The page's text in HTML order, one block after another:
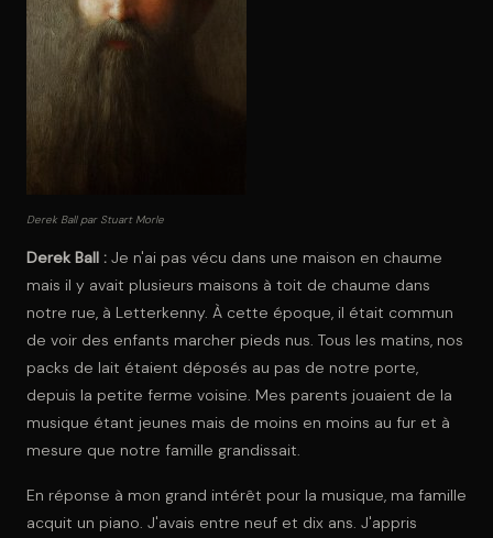
Derek Ball par Stuart Morle
Derek Ball : Je n'ai pas vécu dans une maison en chaume
mais il y avait plusieurs maisons à toit de chaume dans
notre rue, à Letterkenny. À cette époque, il était commun
de voir des enfants marcher pieds nus. Tous les matins, nos
packs de lait étaient déposés au pas de notre porte,
depuis la petite ferme voisine. Mes parents jouaient de la
musique étant jeunes mais de moins en moins au fur et à
mesure que notre famille grandissait.
En réponse à mon grand intérêt pour la musique, ma famille
acquit un piano. J'avais entre neuf et dix ans. J'appris